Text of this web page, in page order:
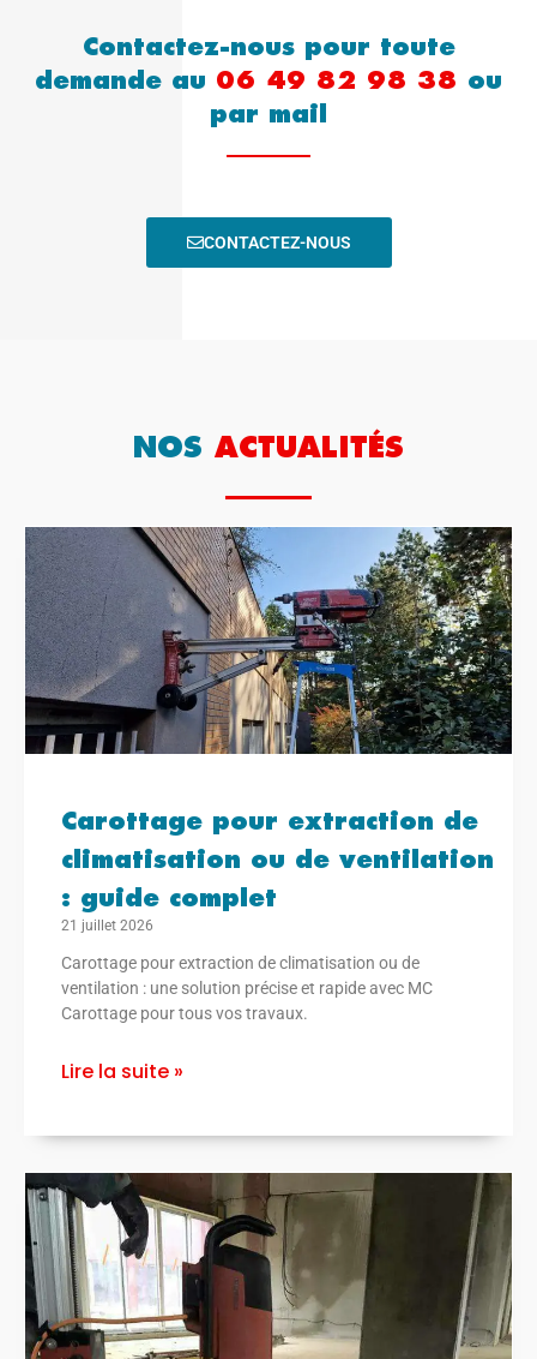
Contactez-nous pour toute
demande au 06 49 82 98 38 ou
par mail
CONTACTEZ-NOUS
NOS ACTUALITÉS
Carottage pour extraction de
climatisation ou de ventilation
: guide complet
21 juillet 2026
Carottage pour extraction de climatisation ou de
ventilation : une solution précise et rapide avec MC
Carottage pour tous vos travaux.
Lire la suite »